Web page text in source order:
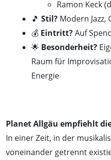
Ramon Keck
🎵 Stil? Modern
💰 Eintritt?Auf
🌟 Besonderheit?
Raum für
Energie
Planet Allgäu empfiehlt
In einer Zeit, in der
voneinander getrennt